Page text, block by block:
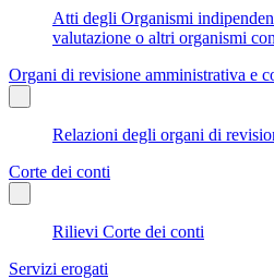
Atti degli Organismi
valutazione o altri organismi
Organi di revisione amministrativa e
Relazioni degli organi di
Corte dei conti
Rilievi Corte dei conti
Servizi erogati